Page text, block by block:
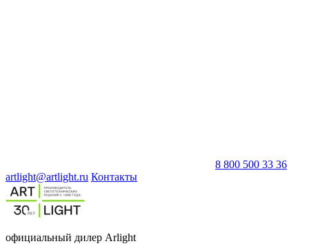
8 800 500 33 36
artlight@artlight.ru Контакты
официальный дилер Arlight